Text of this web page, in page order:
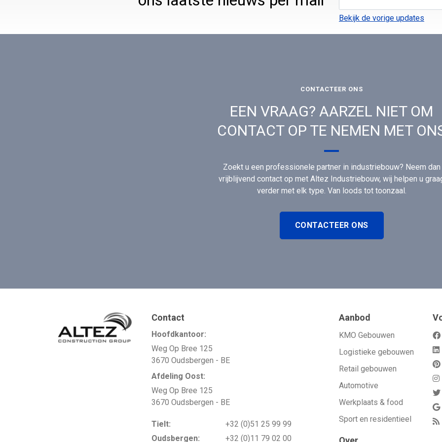
Bekijk de vorige updates
CONTACTEER ONS
EEN VRAAG? AARZEL NIET OM
CONTACT OP TE NEMEN MET
Zoekt u een professionele partner in industriebouw? Neem dan
vrijblijvend contact op met Altez Industriebouw, wij helpen u
verder met elk type. Van loods tot toonzaal.
CONTACTEER ONS
Contact
Hoofdkantoor:
Weg Op Bree 125
3670 Oudsbergen - BE
Afdeling Oost:
Weg Op Bree 125
3670 Oudsbergen - BE
Tielt:
+32 (0)51 25 99 99
Oudsbergen​​​​​​​:
+32 (0)11 79 02 00
Aanbod
KMO Gebouwen
Logistieke gebouwen
Retail gebouwen
Automotive
Werkplaats & food
Sport en residentieel